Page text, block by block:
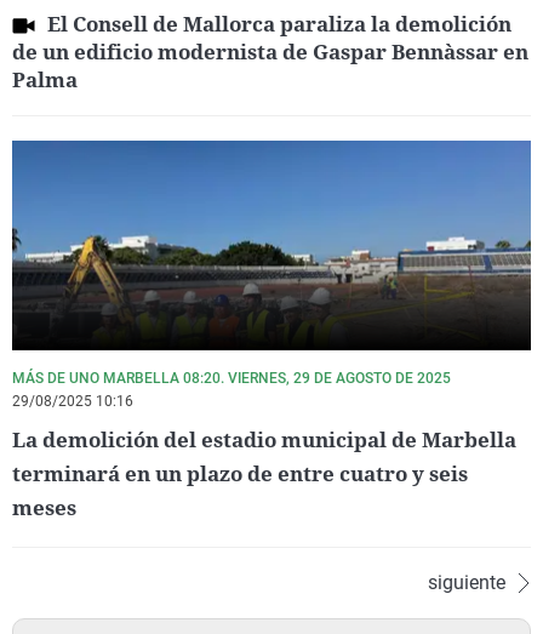
El Consell de Mallorca paraliza la demolición
de un edificio modernista de Gaspar Bennàssar en
Palma
MÁS DE UNO MARBELLA 08:20. VIERNES, 29 DE AGOSTO DE 2025
29/08/2025 10:16
La demolición del estadio municipal de Marbella
terminará en un plazo de entre cuatro y seis
meses
siguiente